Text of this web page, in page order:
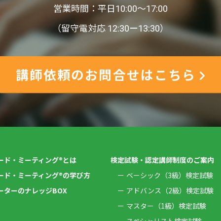
営業時間：平日10:00〜17:00
（留守電対応 12:30ー13:30）
講師依頼のお問合せはこちら
ド・ミーティング®とは
ド・ミーティング®の学び方
ターのナレッジBOX
検定試験・認定講師制度のご案内
ベーシック（3級）検定試験
アドバンス（2級）検定試験
マスター（1級）検定試験